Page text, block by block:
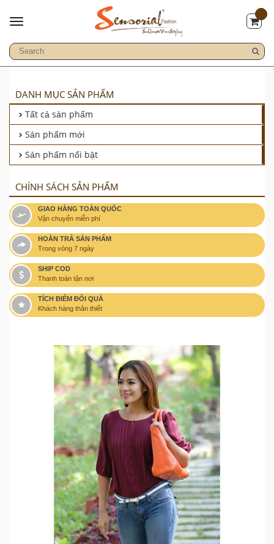
DANH MỤC SẢN PHẨM
Tất cả sản phẩm
Sản phẩm mới
Sản phẩm nổi bật
CHÍNH SÁCH SẢN PHẨM
GIAO HÀNG TOÀN QUỐC
Vận chuyển miễn phí
HOÀN TRẢ SẢN PHẨM
Trong vòng 7 ngày
SHIP COD
Thanh toán tận nơi
TÍCH ĐIỂM ĐỔI QUÀ
Khách hàng thân thiết